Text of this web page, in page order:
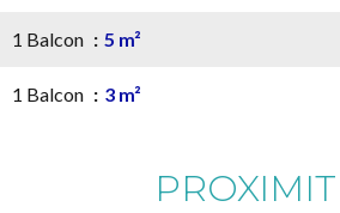
1 Balcon 5 m²
1 Balcon 3 m²